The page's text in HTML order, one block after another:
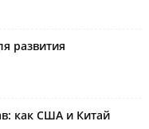
развития
как США и Китай